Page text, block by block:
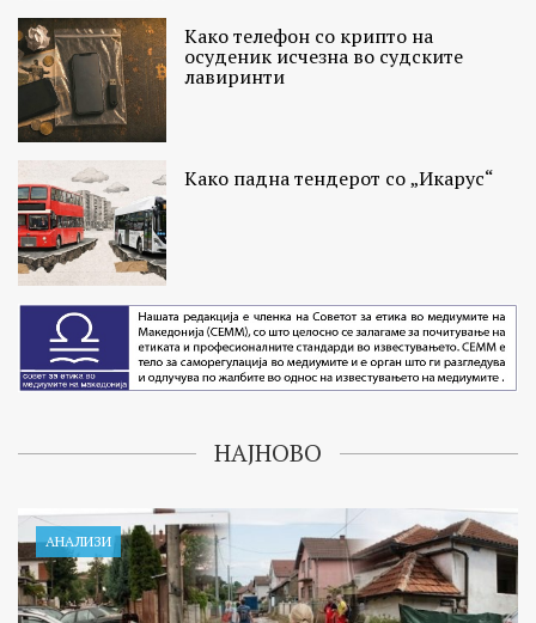
Како телефон со крипто на
осуденик исчезна во судските
лавиринти
Како падна тендерот со „Икарус“
НАЈНОВО
АНАЛИЗИ